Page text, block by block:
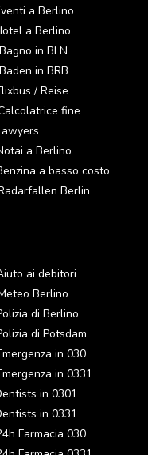
a Berlino
a Berlino
Bagno in BLN
Baden in BRB
/ Reise
fine
a Berlino
a basso costo
Berlin
ai debitori
Berlino
di Berlino
di Potsdam
in 030
in 0331
in 0301
in 0331
Farmacia 030